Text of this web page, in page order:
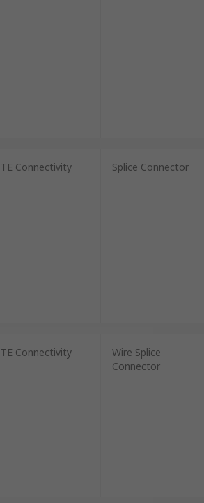
TE Connectivity Splice Connector
TE Connectivity
Wire Splice
Connector